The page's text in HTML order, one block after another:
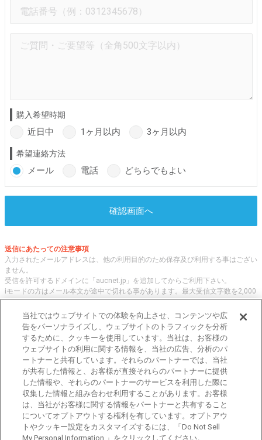
購入希望時期
近日中 1ヶ月以内 3ヶ月以内
希望連絡方法
メール 電話 どちらでもよい
確認画面へ
送信にあたっての注意事項
入力されたメールアドレスは、他の利用目的のため保存及び利用する事はござい
ません。
受信を許可するドメインに「aucnet.jp」を追加してからご利用下さい。
iモードの方はメール本文が途中で切れる事があります。最大受信文字数を2,000
文字へ変更してご利用ください
オークネット.jpでは、全国の中古車について、 「評価点と星の数」の情報をも
とに、信頼性の高い中古車情報を提供しています。
車種・エリア・走行距離等の基本的な中古車の状態から、「評価点と星の数」に
よる検索、装備品等のオプション等の詳細検索等、こだわりの中古車を様々な角
度から探すことが可能です。 国内外の各メーカー・車種を多く取り揃え、皆さ
まに安心と信頼の全国の中古車についての情報をお届け致します。
東京都公安委員会許可 第301001105434号
当社ではウェブサイトでの体験を向上させ、コンテンツや広
告をパーソナライズし、ウェブサイトのトラフィックを分析
するために、クッキーを使用しています。当社は、お客様の
ウェブサイトの利用に関する情報を、当社の広告、分析のパ
ートナーと共有しています。それらのパートナーでは、当社
が共有した情報と、お客様が直接それらのパートナーに提供
した情報や、それらのパートナーのサービスを利用した際に
収集した情報と組み合わせ利用することがあります。お客様
は、当社がお客様に関する情報をパートナーと共有すること
についてオプトアウトする権利を有しています。オプトアウ
トやクッキー設定をカスタマイズするには、「Do Not Sell
My Personal Information 」をクリックしてください。